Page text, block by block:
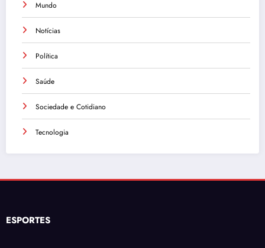
Mundo
Notícias
Política
Saúde
Sociedade e Cotidiano
Tecnologia
ESPORTES